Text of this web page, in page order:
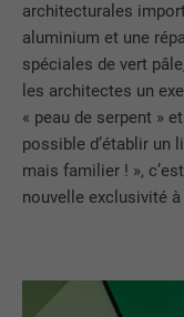
architecturales
aluminium et une
spéciales de vert
les architectes un
« peau de serpent »
possible d’établir un
mais familier ! »,
nouvelle exclusivité à